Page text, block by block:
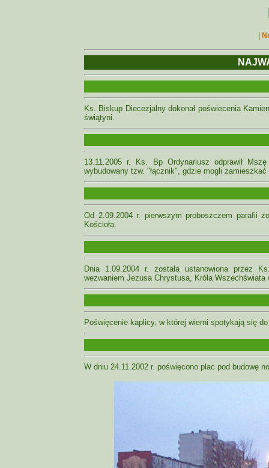
Ks. Biskup Diecezjalny dokonał poświecenia
świątyni.
13.11.2005 r. Ks. Bp Ordynariusz odprawił
wybudowany tzw. "łącznik", gdzie mogli
Od 2.09.2004 r. pierwszym proboszczem parafii
Kościoła.
Dnia 1.09.2004 r. została ustanowiona przez
wezwaniem Jezusa Chrystusa, Króla Wszechświata
Poświęcenie kaplicy, w której wierni spotykają się
W dniu 24.11.2002 r. poświęcono plac pod budowę